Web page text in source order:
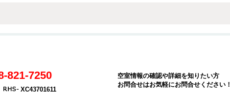
821-7250
XC43701611
空室情報の確認や詳細を知りたい方
お問合せはお気軽にお問合せください！